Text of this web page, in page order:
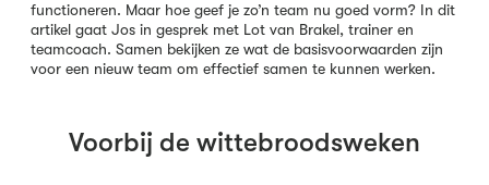
functioneren. Maar hoe geef je zo’n team nu goed vorm? In dit
artikel gaat Jos in gesprek met Lot van Brakel, trainer en
teamcoach. Samen bekijken ze wat de basisvoorwaarden zijn
voor een nieuw team om effectief samen te kunnen werken.
Voorbij de wittebroodsweken